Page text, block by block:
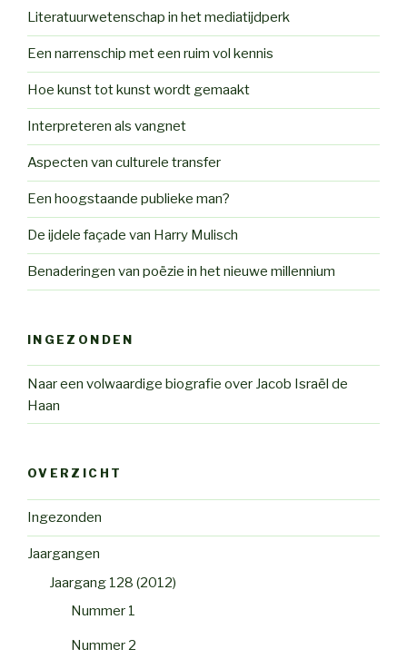
Literatuurwetenschap in het mediatijdperk
Een narrenschip met een ruim vol kennis
Hoe kunst tot kunst wordt gemaakt
Interpreteren als vangnet
Aspecten van culturele transfer
Een hoogstaande publieke man?
De ijdele façade van Harry Mulisch
Benaderingen van poëzie in het nieuwe millennium
INGEZONDEN
Naar een volwaardige biografie over Jacob Israël de
Haan
OVERZICHT
Ingezonden
Jaargangen
Jaargang 128 (2012)
Nummer 1
Nummer 2